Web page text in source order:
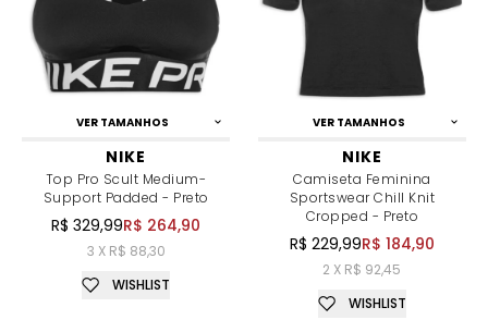
VER TAMANHOS
NIKE
Top Pro Scult Medium-
Support Padded - Preto
R$ 329,99R$ 264,90
3 X R$ 88,30
WISHLIST
VER TAMANHOS
NIKE
Camiseta Feminina
Sportswear Chill Knit
Cropped - Preto
R$ 229,99R$ 184,90
2 X R$ 92,45
WISHLIST